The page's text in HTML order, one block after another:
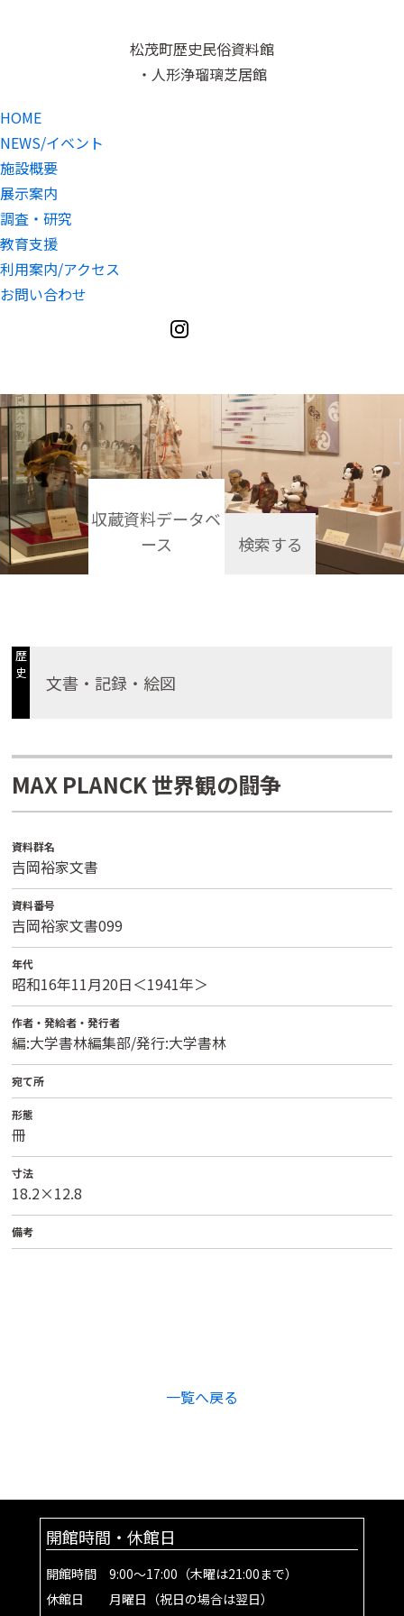
松茂町歴史民俗資料館
・人形浄瑠璃芝居館
HOME
NEWS/イベント
施設概要
展示案内
調査・研究
教育支援
利用案内/アクセス
お問い合わせ
収蔵資料データベ
ース
検索する
歴
史
文書・記録・絵図
MAX PLANCK 世界観の闘争
資料群名
吉岡裕家文書
資料番号
吉岡裕家文書099
年代
昭和16年11月20日＜1941年＞
作者・発給者・発行者
編:大学書林編集部/発行:大学書林
宛て所
形態
冊
寸法
18.2×12.8
備考
一覧へ戻る
開館時間・休館日
開館時間 9:00～17:00（木曜は21:00まで）
休館日 月曜日（祝日の場合は翌日）